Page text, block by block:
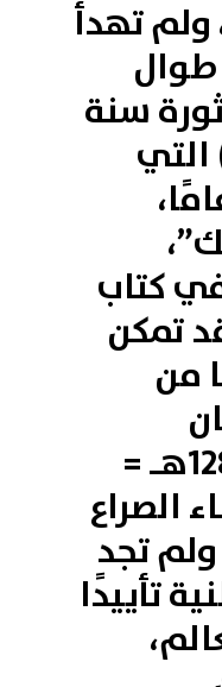
تهدأ
طوال
سنة
1855م) التي
كتاب
وقد تمكن
من
الشرقية سنة (1282هـ =
الصراع
تجد
تأييدًا